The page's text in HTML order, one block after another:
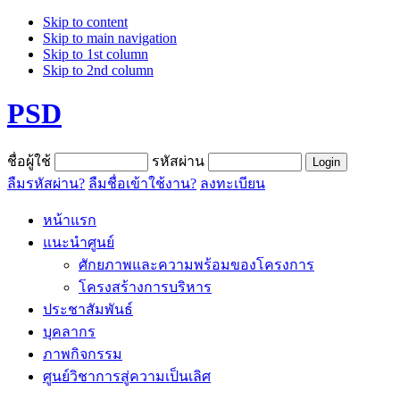
Skip to content
Skip to main navigation
Skip to 1st column
Skip to 2nd column
PSD
ชื่อผู้ใช้
รหัสผ่าน
ลืมรหัสผ่าน? ลืมชื่อเข้าใช้งาน? ลงทะเบียน
หน้าแรก
แนะนำศูนย์
ศักยภาพและความพร้อมของโครงการ
โครงสร้างการบริหาร
ประชาสัมพันธ์
บุคลากร
ภาพกิจกรรม
ศูนย์วิชาการสู่ความเป็นเลิศ